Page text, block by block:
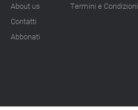
About us
Contatti
Abbonati
Termini e Condizioni